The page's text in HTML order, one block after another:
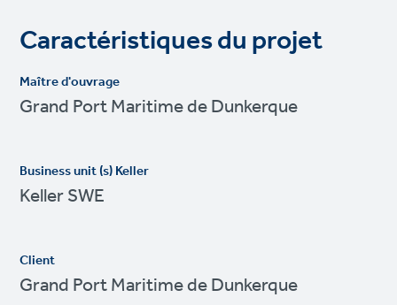
o
f
i
l
e
Caractéristiques du projet
Maître d'ouvrage
Grand Port Maritime de Dunkerque
Business unit (s) Keller
Keller SWE
Client
Grand Port Maritime de Dunkerque